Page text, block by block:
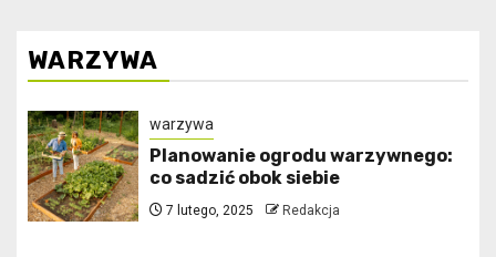
WARZYWA
warzywa
Planowanie ogrodu warzywnego:
co sadzić obok siebie
7 lutego, 2025 Redakcja